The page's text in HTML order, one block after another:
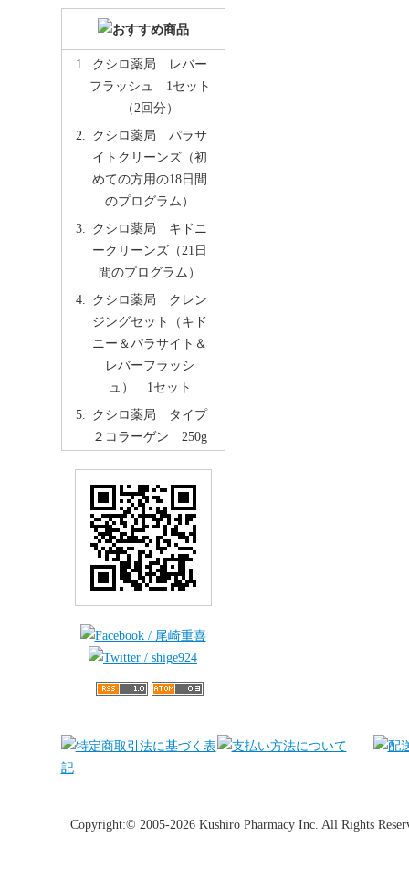
クシロ薬局 レバー
フラッシュ 1セット
（2回分）
クシロ薬局 パラサ
イトクリーンズ（初
めての方用の18日間
のプログラム）
クシロ薬局 キドニ
ークリーンズ（21日
間のプログラム）
クシロ薬局 クレン
ジングセット（キド
ニー＆パラサイト＆
レバーフラッシ
ュ） 1セット
クシロ薬局 タイプ
２コラーゲン 250g
Copyright:© 2005-2026 Kushiro Pharmacy Inc. All Rights